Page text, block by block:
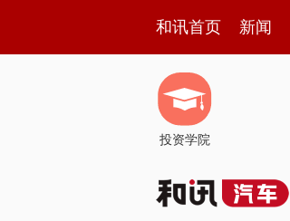
和讯首页 新闻
投资学院